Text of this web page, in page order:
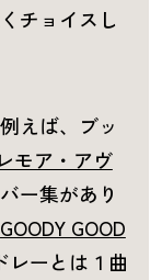
チョイスし
えば、ブッ
モア・アヴ
ー集があり
GOODY GOOD
レーとは１曲